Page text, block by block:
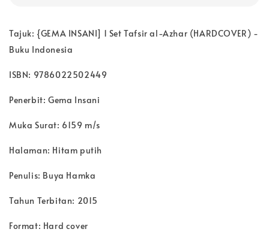
Tajuk: {GEMA INSANI] 1 Set Tafsir al-Azhar (HARDCOVER) -
Buku Indonesia
ISBN: 9786022502449
Penerbit: Gema Insani
Muka Surat: 6159 m/s
Halaman: Hitam putih
Penulis: Buya Hamka
Tahun Terbitan: 2015
Format: Hard cover